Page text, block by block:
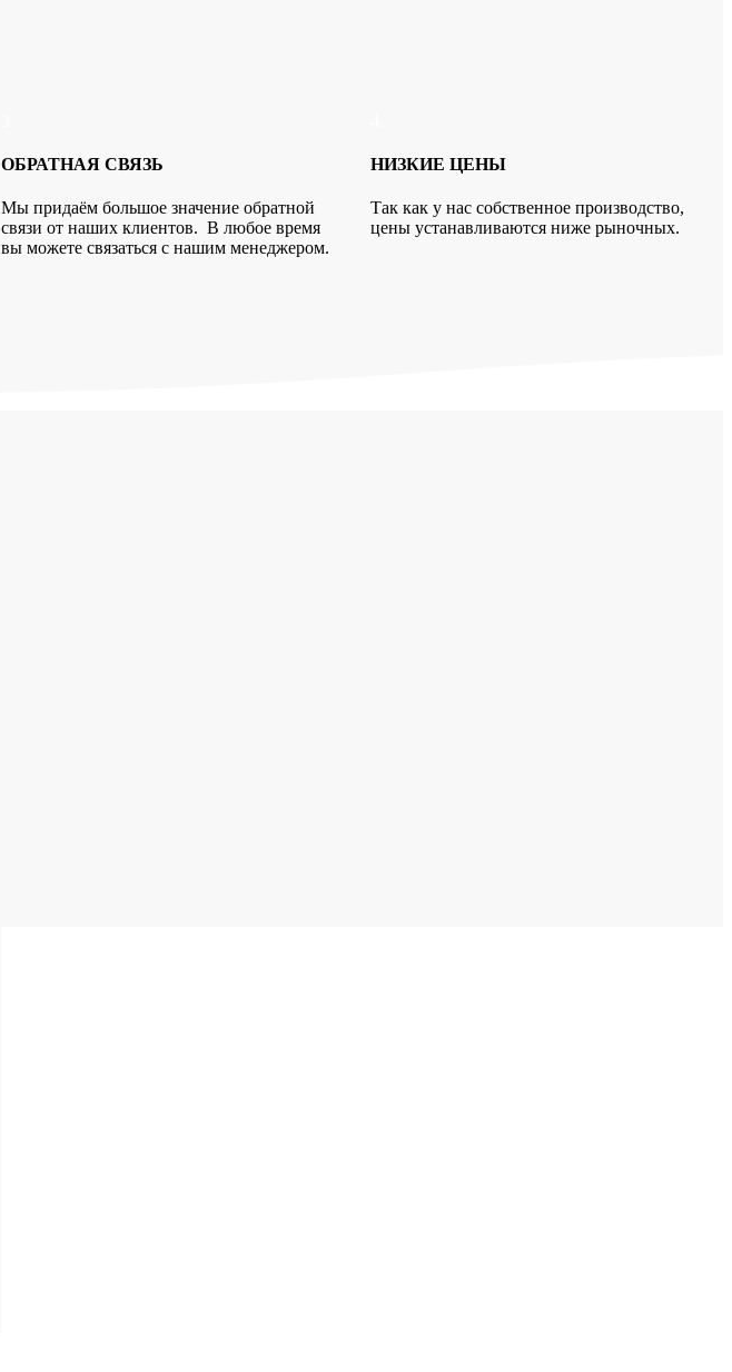
ОБРАТНАЯ СВЯЗЬ
Мы придаём большое значение обратной
связи от наших клиентов. В любое время
вы можете связаться с нашим менеджером.
НИЗКИЕ ЦЕНЫ
Так как у нас собственное производство,
цены устанавливаются ниже рыночных.